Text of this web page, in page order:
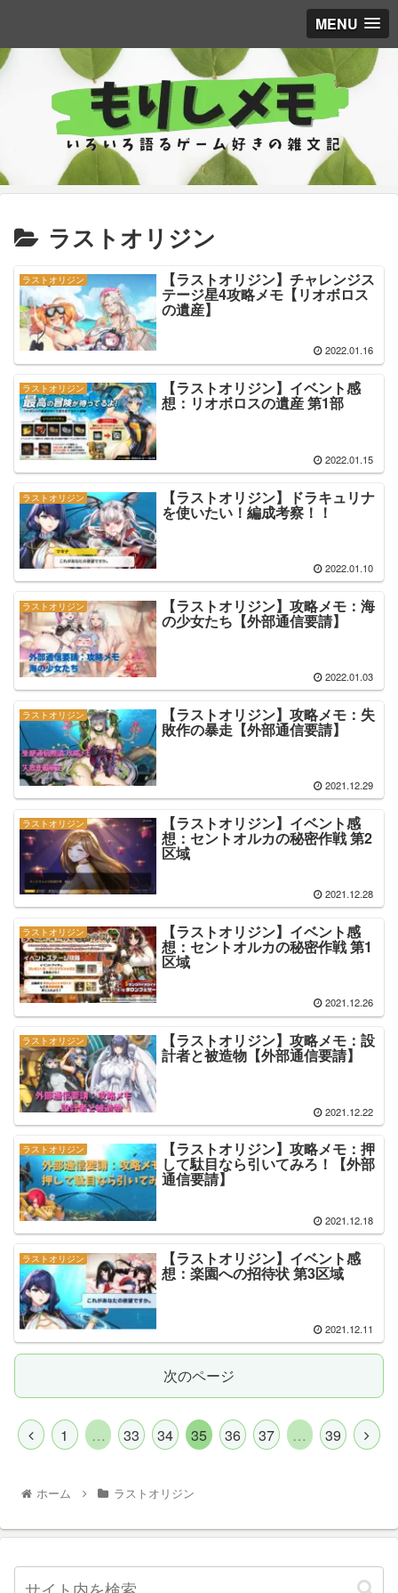
MENU
ラストオリジン
ラストオリジン 【ラストオリジン】チャレンジス
テージ星4攻略メモ【リオボロス
の遺産】
2022.01.16
ラストオリジン 【ラストオリジン】イベント感
想：リオボロスの遺産 第1部
2022.01.15
ラストオリジン 【ラストオリジン】ドラキュリナ
を使いたい！編成考察！！
2022.01.10
ラストオリジン 【ラストオリジン】攻略メモ：海
の少女たち【外部通信要請】
2022.01.03
ラストオリジン 【ラストオリジン】攻略メモ：失
敗作の暴走【外部通信要請】
2021.12.29
ラストオリジン 【ラストオリジン】イベント感
想：セントオルカの秘密作戦 第2
区域
2021.12.28
ラストオリジン 【ラストオリジン】イベント感
想：セントオルカの秘密作戦 第1
区域
2021.12.26
ラストオリジン 【ラストオリジン】攻略メモ：設
計者と被造物【外部通信要請】
2021.12.22
ラストオリジン 【ラストオリジン】攻略メモ：押
して駄目なら引いてみろ！【外部
通信要請】
2021.12.18
ラストオリジン 【ラストオリジン】イベント感
想：楽園への招待状 第3区域
2021.12.11
次のページ
1 … 33 34 35 36 37 … 39
ホーム ラストオリジン